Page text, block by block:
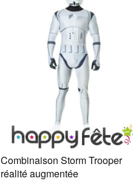
Combinaison Storm Trooper
réalité augmentée